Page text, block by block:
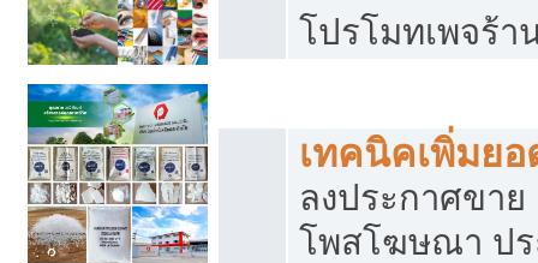
โปรโมทเพจร้า
เทคนิคเพิ่มย
ลงประกาศขา
โพสโฆษณา ป